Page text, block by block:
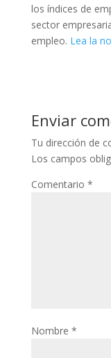
los índices de
sector
empleo. Lea la
Enviar
Tu dirección de
Los campos
Comentario *
Nombre *